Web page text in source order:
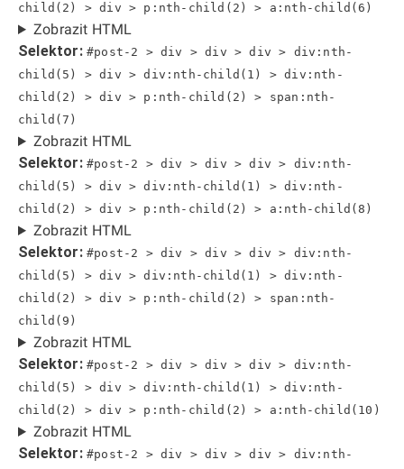
child(2) > div > p:nth-child(2) > a:nth-child(6)
Zobrazit HTML
Selektor: #post-2 > div > div > div > div:nth-
child(5) > div > div:nth-child(1) > div:nth-
child(2) > div > p:nth-child(2) > span:nth-
child(7)
Zobrazit HTML
Selektor: #post-2 > div > div > div > div:nth-
child(5) > div > div:nth-child(1) > div:nth-
child(2) > div > p:nth-child(2) > a:nth-child(8)
Zobrazit HTML
Selektor: #post-2 > div > div > div > div:nth-
child(5) > div > div:nth-child(1) > div:nth-
child(2) > div > p:nth-child(2) > span:nth-
child(9)
Zobrazit HTML
Selektor: #post-2 > div > div > div > div:nth-
child(5) > div > div:nth-child(1) > div:nth-
child(2) > div > p:nth-child(2) > a:nth-child(10)
Zobrazit HTML
Selektor: #post-2 > div > div > div > div:nth-